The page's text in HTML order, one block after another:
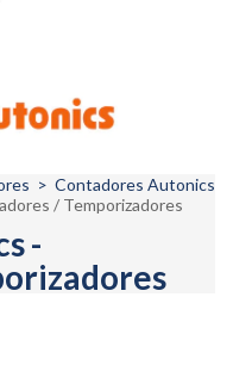
> Contadores Autonics
/ Temporizadores
-